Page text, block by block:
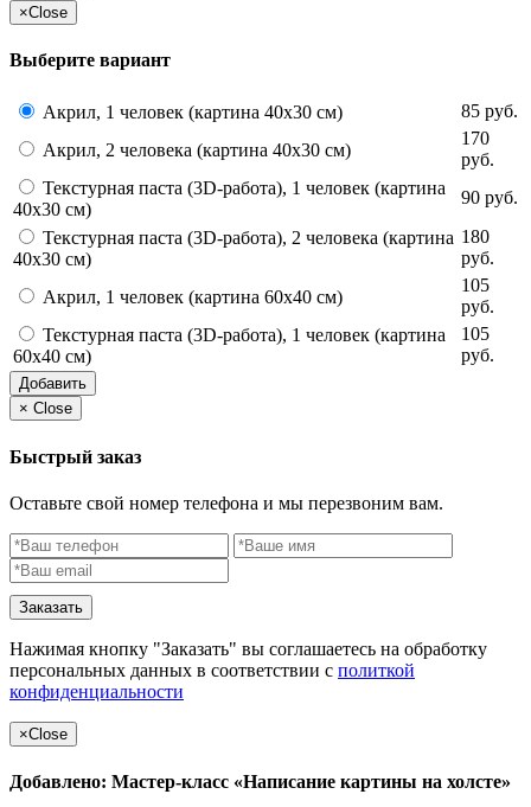
×Close
Выберите вариант
Акрил, 1 человек (картина 40х30 см)
85 руб.
Акрил, 2 человека (картина 40х30 см)
170
руб.
Текстурная паста (3D-работа), 1 человек (картина
40х30 см)
90 руб.
Текстурная паста (3D-работа), 2 человека (картина
40х30 см)
180
руб.
Акрил, 1 человек (картина 60х40 см)
105
руб.
Текстурная паста (3D-работа), 1 человек (картина
60х40 см)
105
руб.
Добавить
× Close
Быстрый заказ
Оставьте свой номер телефона и мы перезвоним вам.
Заказать
Нажимая кнопку "Заказать" вы соглашаетесь на обработку
персональных данных в соответствии с политкой
конфиденциальности
×Close
Добавлено: Мастер-класс «Написание картины на холсте»